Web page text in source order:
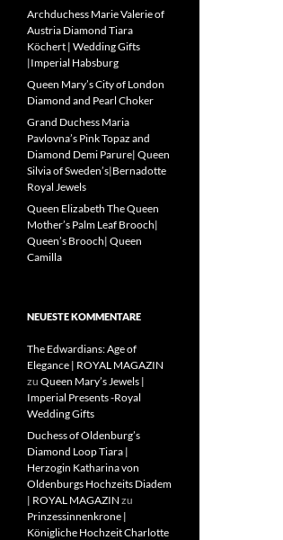
Archduchess Marie Valerie of
Austria Diamond Tiara
Köchert | Wedding Gifts
|Imperial Habsburg
Queen Mary’s City of London
Diamond and Pearl Choker
Grand Duchess Maria
Pavlovna’s Pink Topaz and
Diamond Demi Parure| Queen
Silvia of Sweden’s|Bernadotte
Royal Jewels
Queen Elizabeth The Queen
Mother’s Palm Leaf Brooch|
Queen’s Brooch| Queen
Camilla
NEUESTE KOMMENTARE
The Edwardians: Age of
Elegance | ROYAL MAGAZIN
zu Queen Mary’s Jewels |
Imperial Presents -Royal
Wedding Gifts
Duchess of Oldenburg’s
Diamond Loop Tiara |
Herzogin Katharina von
Oldenburgs Hochzeits Diadem
| ROYAL MAGAZIN zu
Prinzessinnenkrone |
Königliche Hochzeit Charlotte